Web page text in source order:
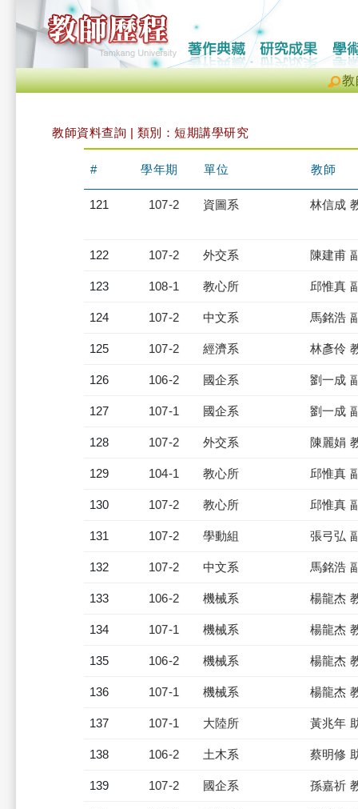
教
教師資料查詢 | 類別：短期講學研究
# 學年期 單位 教師
121 107-2 資圖系 林信成
122 107-2 外交系 陳建甫
123 108-1 教心所 邱惟真
124 107-2 中文系 馬銘浩
125 107-2 經濟系 林彥伶
126 106-2 國企系 劉一成
127 107-1 國企系 劉一成
128 107-2 外交系 陳麗娟
129 104-1 教心所 邱惟真
130 107-2 教心所 邱惟真
131 107-2 學動組 張弓弘
132 107-2 中文系 馬銘浩
133 106-2 機械系 楊龍杰
134 107-1 機械系 楊龍杰
135 106-2 機械系 楊龍杰
136 107-1 機械系 楊龍杰
137 107-1 大陸所 黃兆年
138 106-2 土木系 蔡明修
139 107-2 國企系 孫嘉祈